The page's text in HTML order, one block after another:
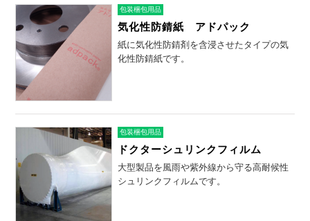
包装梱包用品
気化性防錆紙 アドパック
紙に気化性防錆剤を含浸させたタイプの気
化性防錆紙です。
包装梱包用品
ドクターシュリンクフィルム
大型製品を風雨や紫外線から守る高耐候性
シュリンクフィルムです。